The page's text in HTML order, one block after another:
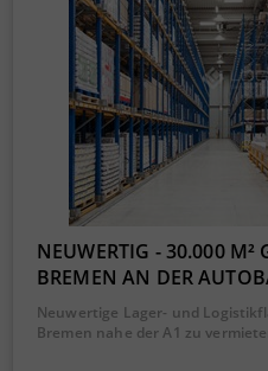
NEUWERTIG - 30.000 M²
BREMEN AN DER
Neuwertige Lager- und
Bremen nahe der A1 zu